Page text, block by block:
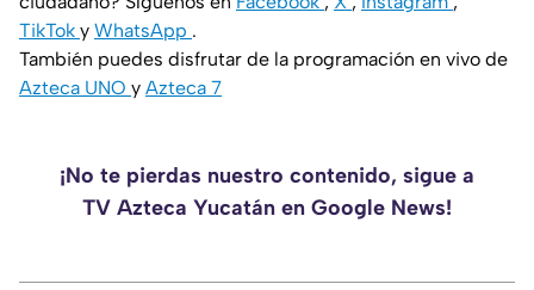
TikTok y WhatsApp .
También puedes disfrutar de la programación en vivo de
Azteca UNO y Azteca 7
¡No te pierdas nuestro contenido, sigue a
TV Azteca Yucatán en Google News!